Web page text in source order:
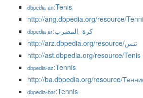
dbpedia-an:Tenis
http://ang.dbpedia.org/resource/
dbpedia-ar :كرة_المضرب
http://arz.dbpedia.org/resource/تنس
http://ast.dbpedia.org/resource/Tenis
dbpedia-az:Tennis
http://ba.dbpedia.org/resource/
dbpedia-bar:Tennis